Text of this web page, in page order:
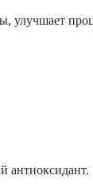
антиоксидант.